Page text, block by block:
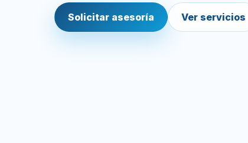
Solicitar asesoría Ver servicios